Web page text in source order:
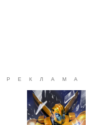
РЕКЛАМА